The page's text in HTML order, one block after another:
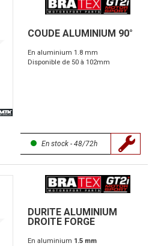
COUDE ALUMINIUM 90°
En aluminium 1.8 mm
Disponible de 50 à 102mm
En stock - 48/72h
DURITE ALUMINIUM
DROITE FORGE
En aluminium 1.5 mm